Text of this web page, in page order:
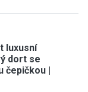
luxusní
dort se
čepičkou |